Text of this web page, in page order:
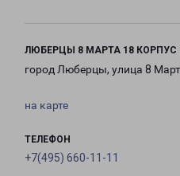
ЛЮБЕРЦЫ 8 МАРТА 18 КОРПУС
город Люберцы, улица 8
на карте
ТЕЛЕФОН
+7(495) 660-11-11